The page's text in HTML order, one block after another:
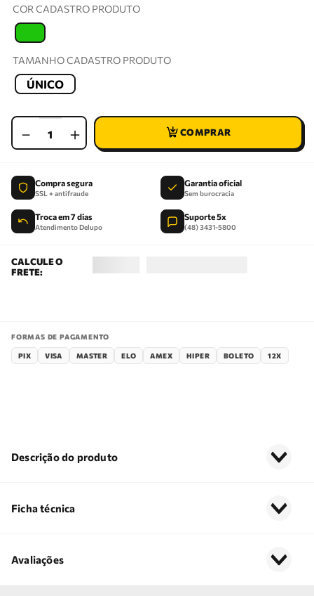
COR CADASTRO PRODUTO
TAMANHO CADASTRO PRODUTO
ÚNICO
＋
－
Compra segura
SSL + antifraude
Garantia oficial
Sem burocracia
Troca em 7 dias
Atendimento Delupo
Suporte 5x
(48) 3431-5800
FORMAS DE PAGAMENTO
PIX VISA MASTER ELO AMEX HIPER BOLETO 12X
Descrição do produto
Ficha técnica
Avaliações